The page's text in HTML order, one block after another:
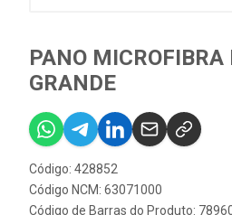
PANO MICROFIBRA
GRANDE
Código: 428852
Código NCM: 63071000
Código de Barras do Produto: